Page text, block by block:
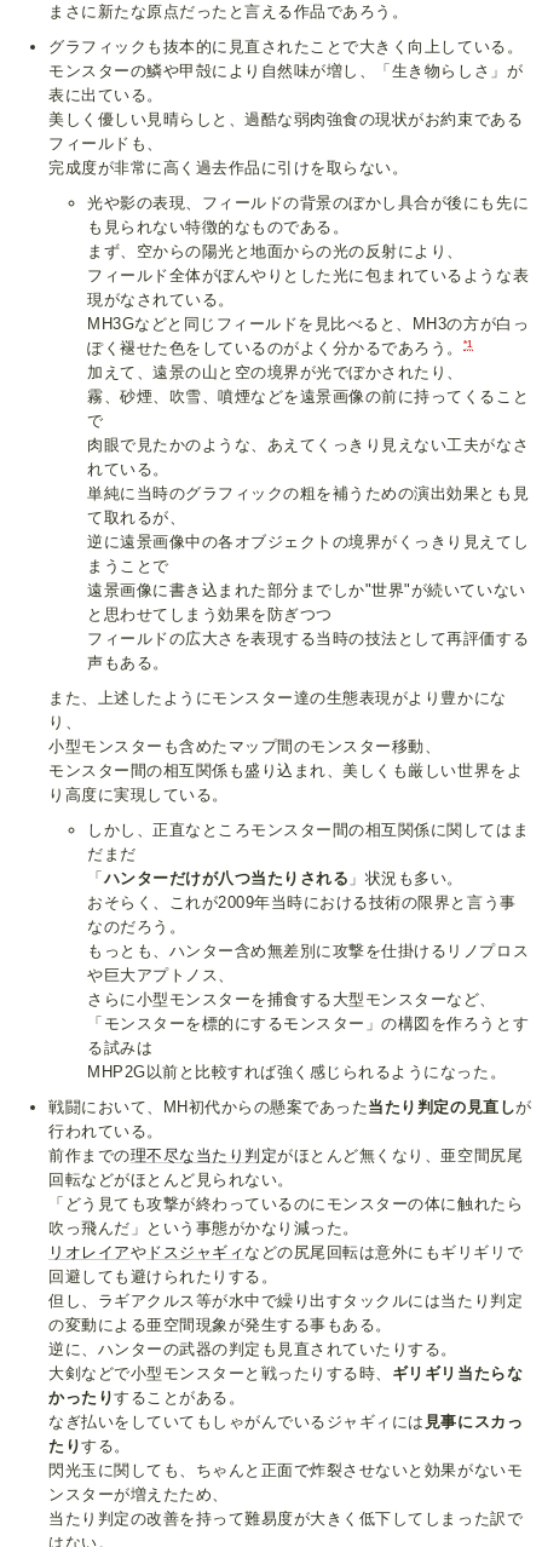
まさに新たな原点だったと言える作品であろう。
グラフィックも抜本的に見直されたことで大きく向上している。
モンスターの鱗や甲殻により自然味が増し、「生き物らしさ」が
表に出ている。
美しく優しい見晴らしと、過酷な弱肉強食の現状がお約束である
フィールドも、
完成度が非常に高く過去作品に引けを取らない。
光や影の表現、フィールドの背景のぼかし具合が後にも先に
も見られない特徴的なものである。
まず、空からの陽光と地面からの光の反射により、
フィールド全体がぼんやりとした光に包まれているような表
現がなされている。
MH3Gなどと同じフィールドを見比べると、MH3の方が白っ
ぽく褪せた色をしているのがよく分かるであろう。
*1
加えて、遠景の山と空の境界が光でぼかされたり、
霧、砂煙、吹雪、噴煙などを遠景画像の前に持ってくること
で
肉眼で見たかのような、あえてくっきり見えない工夫がなさ
れている。
単純に当時のグラフィックの粗を補うための演出効果とも見
て取れるが、
逆に遠景画像中の各オブジェクトの境界がくっきり見えてし
まうことで
遠景画像に書き込まれた部分までしか"世界"が続いていない
と思わせてしまう効果を防ぎつつ
フィールドの広大さを表現する当時の技法として再評価する
声もある。
また、上述したようにモンスター達の生態表現がより豊かにな
り、
小型モンスターも含めたマップ間のモンスター移動、
モンスター間の相互関係も盛り込まれ、美しくも厳しい世界をよ
り高度に実現している。
しかし、正直なところモンスター間の相互関係に関してはま
だまだ
「 ハンターだけが八つ当たりされる 」状況も多い。
おそらく、これが2009年当時における技術の限界と言う事
なのだろう。
もっとも、ハンター含め無差別に攻撃を仕掛けるリノプロス
や巨大アプトノス、
さらに小型モンスターを捕食する大型モンスターなど、
「モンスターを標的にするモンスター」の構図を作ろうとす
る試みは
MHP2G以前と比較すれば強く感じられるようになった。
戦闘において、MH初代からの懸案であった当たり判定の見直しが
行われている。
前作までの理不尽な当たり判定がほとんど無くなり、亜空間尻尾
回転などがほとんど見られない。
「どう見ても攻撃が終わっているのにモンスターの体に触れたら
吹っ飛んだ」という事態がかなり減った。
リオレイアや ドスジャギィ などの尻尾回転は意外にもギリギリで
回避しても避けられたりする。
但し、ラギアクルス等が水中で繰り出すタックルには当たり判定
の変動による亜空間現象が発生する事もある。
逆に、ハンターの武器の判定も見直されていたりする。
大剣などで小型モンスターと戦ったりする時、 ギリギリ当たらな
かったりすることがある。
なぎ払いをしていてもしゃがんでいるジャギィには 見事にスカっ
たりする。
閃光玉に関しても、ちゃんと正面で炸裂させないと効果がないモ
ンスターが増えたため、
当たり判定の改善を持って難易度が大きく低下してしまった訳で
はない。